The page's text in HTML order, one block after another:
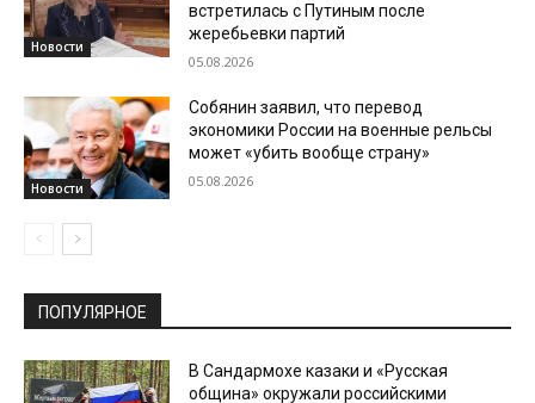
Новости
встретилась с Путиным после
жеребьевки партий
05.08.2026
Новости
Собянин заявил, что перевод
экономики России на военные рельсы
может «убить вообще страну»
05.08.2026
ПОПУЛЯРНОЕ
В Сандармохе казаки и «Русская
община» окружали российскими